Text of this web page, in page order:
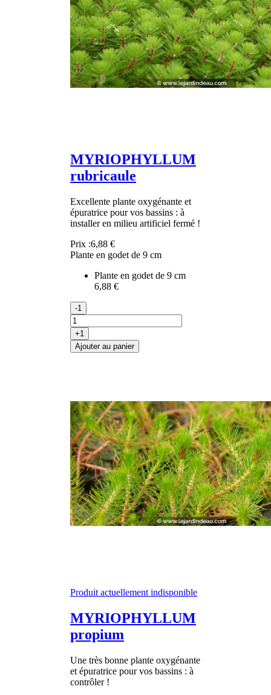
MYRIOPHYLLUM
rubricaule
Excellente plante oxygénante et
épuratrice pour vos bassins : à
installer en milieu artificiel fermé !
Prix :6,88 €
Plante en godet de 9 cm
Plante en godet de 9 cm
6,88 €
-1
+1
Ajouter au panier
Produit actuellement indisponible
MYRIOPHYLLUM
propium
Une très bonne plante oxygénante
et épuratrice pour vos bassins : à
contrôler !